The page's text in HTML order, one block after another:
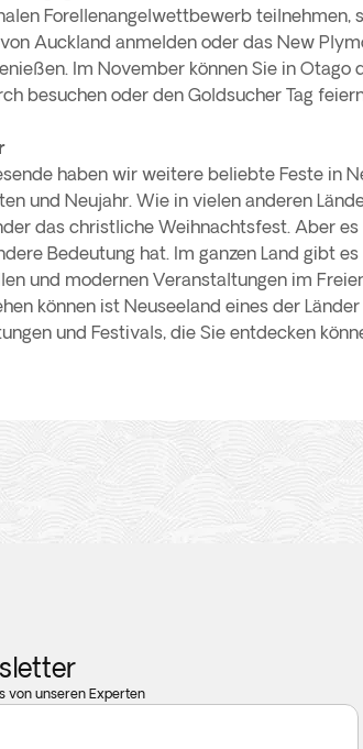
Forellenangelwettbewerb teilnehmen,
Auckland anmelden oder das New
Im November können Sie in Otago
besuchen oder den Goldsucher Tag
haben wir weitere beliebte Feste in
und Neujahr. Wie in vielen anderen
das christliche Weihnachtsfest. Aber
Bedeutung hat. Im ganzen Land gibt
und modernen Veranstaltungen im
können ist Neuseeland eines der
und Festivals, die Sie entdecken
von unseren Experten